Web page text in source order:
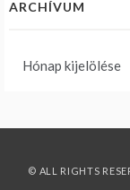
ARCHÍVUM
© ALL RIGHTS